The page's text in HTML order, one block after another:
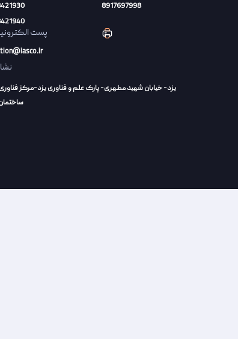
8917697998
پست
یزد- خیابان شهید مطهری- پارک علم و فناوری یزد-مرکز